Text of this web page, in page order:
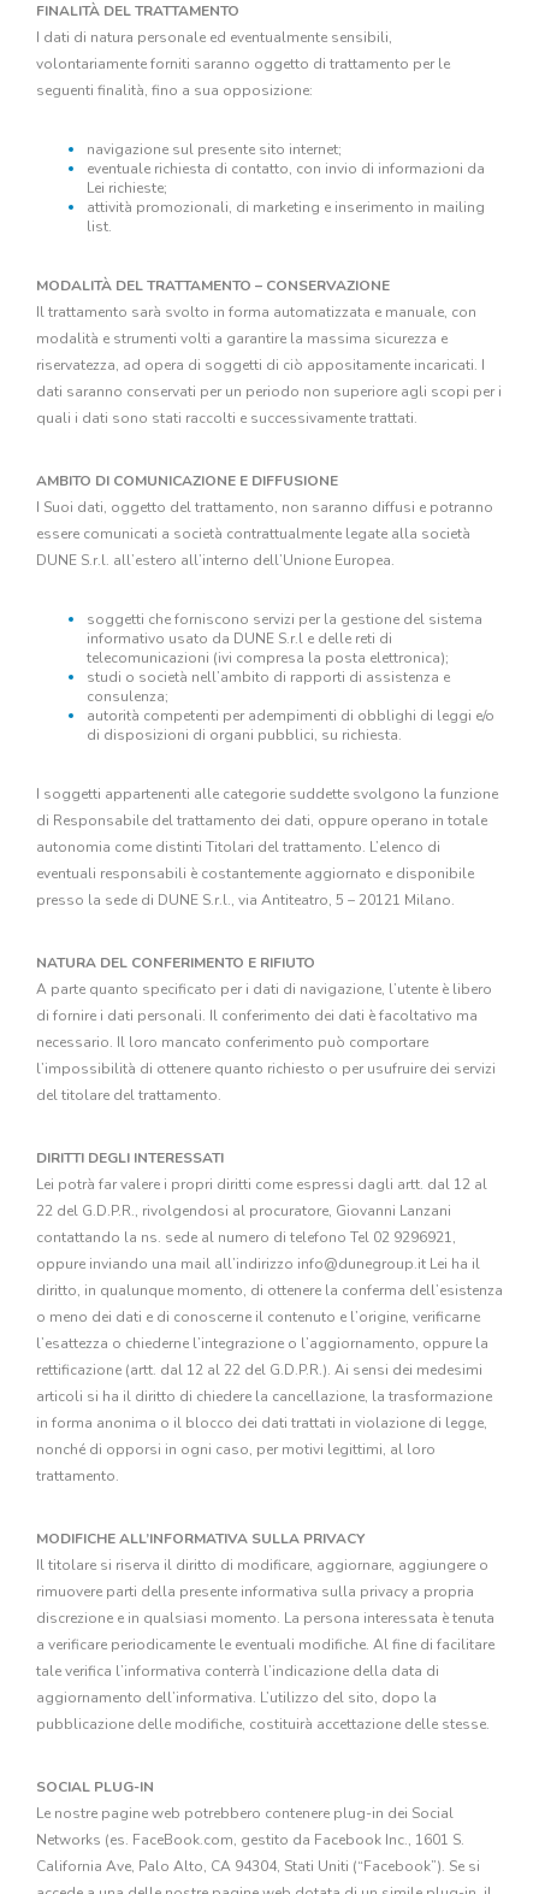
FINALITÀ DEL TRATTAMENTO
I dati di natura personale ed eventualmente sensibili,
volontariamente forniti saranno oggetto di trattamento per le
seguenti finalità, fino a sua opposizione:
navigazione sul presente sito internet;
eventuale richiesta di contatto, con invio di informazioni da
Lei richieste;
attività promozionali, di marketing e inserimento in mailing
list.
MODALITÀ DEL TRATTAMENTO – CONSERVAZIONE
Il trattamento sarà svolto in forma automatizzata e manuale, con
modalità e strumenti volti a garantire la massima sicurezza e
riservatezza, ad opera di soggetti di ciò appositamente incaricati. I
dati saranno conservati per un periodo non superiore agli scopi per i
quali i dati sono stati raccolti e successivamente trattati.
AMBITO DI COMUNICAZIONE E DIFFUSIONE
I Suoi dati, oggetto del trattamento, non saranno diffusi e potranno
essere comunicati a società contrattualmente legate alla società
DUNE S.r.l. all’estero all’interno dell’Unione Europea.
soggetti che forniscono servizi per la gestione del sistema
informativo usato da DUNE S.r.l e delle reti di
telecomunicazioni (ivi compresa la posta elettronica);
studi o società nell’ambito di rapporti di assistenza e
consulenza;
autorità competenti per adempimenti di obblighi di leggi e/o
di disposizioni di organi pubblici, su richiesta.
I soggetti appartenenti alle categorie suddette svolgono la funzione
di Responsabile del trattamento dei dati, oppure operano in totale
autonomia come distinti Titolari del trattamento. L’elenco di
eventuali responsabili è costantemente aggiornato e disponibile
presso la sede di DUNE S.r.l., via Antiteatro, 5 – 20121 Milano.
NATURA DEL CONFERIMENTO E RIFIUTO
A parte quanto specificato per i dati di navigazione, l’utente è libero
di fornire i dati personali. Il conferimento dei dati è facoltativo ma
necessario. Il loro mancato conferimento può comportare
l’impossibilità di ottenere quanto richiesto o per usufruire dei servizi
del titolare del trattamento.
DIRITTI DEGLI INTERESSATI
Lei potrà far valere i propri diritti come espressi dagli artt. dal 12 al
22 del G.D.P.R., rivolgendosi al procuratore, Giovanni Lanzani
contattando la ns. sede al numero di telefono Tel 02 9296921,
oppure inviando una mail all’indirizzo info@dunegroup.it Lei ha il
diritto, in qualunque momento, di ottenere la conferma dell’esistenza
o meno dei dati e di conoscerne il contenuto e l’origine, verificarne
l’esattezza o chiederne l’integrazione o l’aggiornamento, oppure la
rettificazione (artt. dal 12 al 22 del G.D.P.R.). Ai sensi dei medesimi
articoli si ha il diritto di chiedere la cancellazione, la trasformazione
in forma anonima o il blocco dei dati trattati in violazione di legge,
nonché di opporsi in ogni caso, per motivi legittimi, al loro
trattamento.
MODIFICHE ALL’INFORMATIVA SULLA PRIVACY
Il titolare si riserva il diritto di modificare, aggiornare, aggiungere o
rimuovere parti della presente informativa sulla privacy a propria
discrezione e in qualsiasi momento. La persona interessata è tenuta
a verificare periodicamente le eventuali modifiche. Al fine di facilitare
tale verifica l’informativa conterrà l’indicazione della data di
aggiornamento dell’informativa. L’utilizzo del sito, dopo la
pubblicazione delle modifiche, costituirà accettazione delle stesse.
SOCIAL PLUG-IN
Le nostre pagine web potrebbero contenere plug-in dei Social
Networks (es. FaceBook.com, gestito da Facebook Inc., 1601 S.
California Ave, Palo Alto, CA 94304, Stati Uniti (“Facebook”). Se si